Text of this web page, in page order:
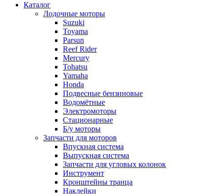
Каталог
Лодочные моторы
Suzuki
Toyama
Parsun
Reef Rider
Mercury
Tohatsu
Yamaha
Honda
Подвесные бензиновые
Водомётные
Электромоторы
Стационарные
Б/у моторы
Запчасти для моторов
Впускная система
Выпускная система
Запчасти для угловых колонок
Инструмент
Кронштейны транца
Наклейки